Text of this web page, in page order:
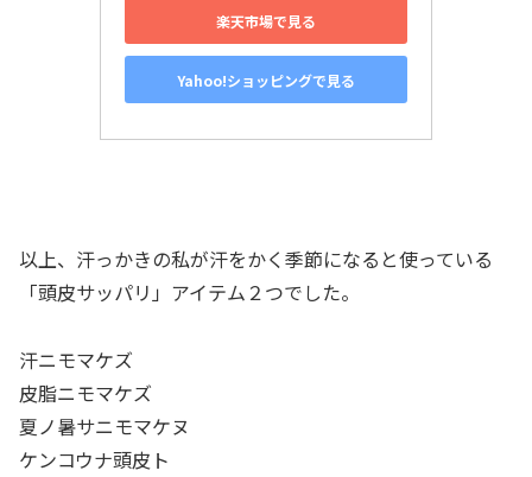
楽天市場で見る
Yahoo!ショッピングで見る
以上、汗っかきの私が汗をかく季節になると使っている
「頭皮サッパリ」アイテム２つでした。
汗ニモマケズ
皮脂ニモマケズ
夏ノ暑サニモマケヌ
ケンコウナ頭皮ト